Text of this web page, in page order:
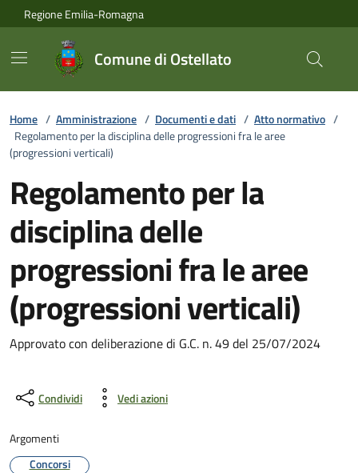
Vai ai contenuti
Vai al footer
Regione Emilia-Romagna
Comune di Ostellato
Home / Amministrazione / Documenti e dati / Atto normativo /
Regolamento per la disciplina delle progressioni fra le aree
(progressioni verticali)
Regolamento per la
disciplina delle
progressioni fra le aree
(progressioni verticali)
Approvato con deliberazione di G.C. n. 49 del 25/07/2024
Condividi Vedi azioni
Argomenti
Concorsi